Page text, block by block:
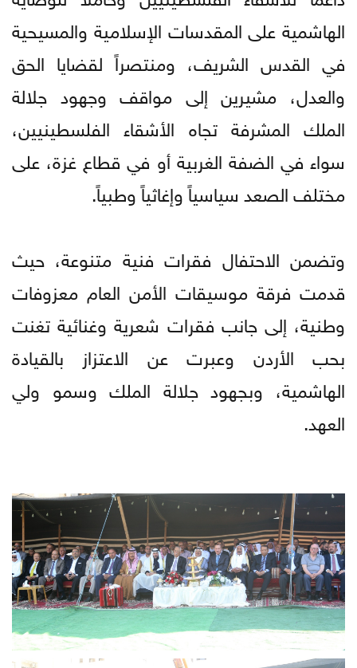
الهاشمية على المقدسات الإسلامية والمسيحية
في القدس الشريف، ومنتصراً لقضايا الحق
والعدل، مشيرين إلى مواقف وجهود جلالة
الملك المشرفة تجاه الأشقاء الفلسطينيين،
سواء في الضفة الغربية أو في قطاع غزة، على
مختلف الصعد سياسياً وإغاثياً وطبياً.
وتضمن الاحتفال فقرات فنية متنوعة، حيث
قدمت فرقة موسيقات الأمن العام معزوفات
وطنية، إلى جانب فقرات شعرية وغنائية تغنت
بحب الأردن وعبرت عن الاعتزاز بالقيادة
الهاشمية، وبجهود جلالة الملك وسمو ولي
العهد.